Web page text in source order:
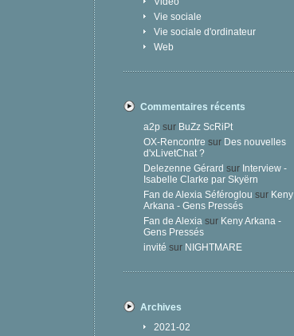
Vie sociale
Vie sociale d'ordinateur
Web
Commentaires récents
a2p sur BuZz ScRiPt
OX-Rencontre sur Des nouvelles
d'xLivetChat ?
Delezenne Gérard sur Interview -
Isabelle Clarke par Skyërn
Fan de Alexia Séféroglou sur Keny
Arkana - Gens Pressés
Fan de Alexia sur Keny Arkana -
Gens Pressés
invité sur NIGHTMARE
Archives
2021-02